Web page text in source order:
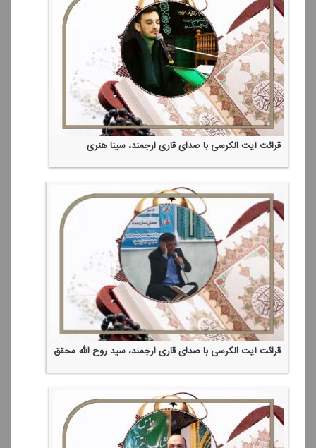
قرائت آیت الكرسی با صدای قاری ارجمند، سینا هنری
قرائت آیت الكرسی با صدای قاری ارجمند، سید روح الله محقق